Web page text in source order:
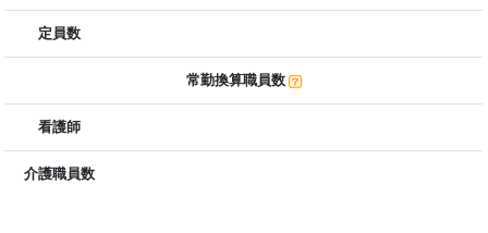
定員数
常勤換算職員数
看護師
介護職員数